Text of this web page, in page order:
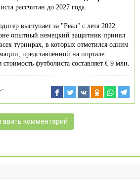
рассчитан до 2027 года.
выступает за "Реал" с лета 2022
опытный немецкий защитник принял
турнирах, в которых отметился одним
представленной на портале
футболиста составляет € 9 млн.
комментарий